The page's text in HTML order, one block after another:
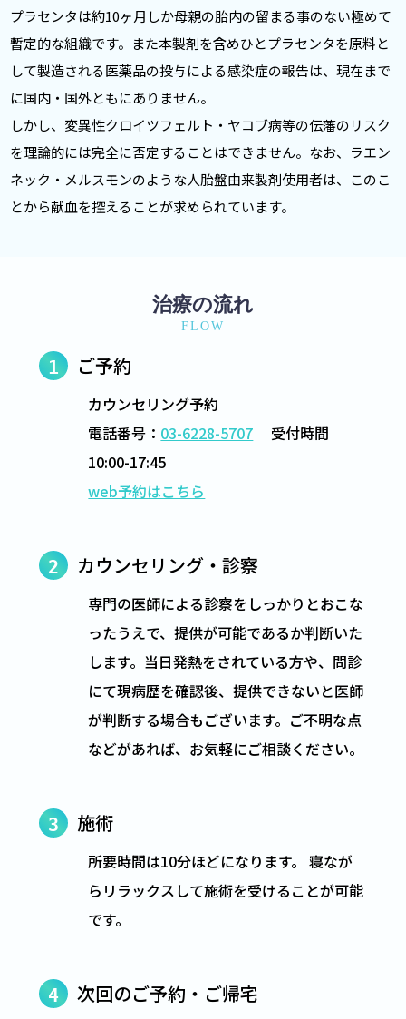
プラセンタは約10ヶ月しか母親の胎内の留まる事のない極めて
暫定的な組織です。また本製剤を含めひとプラセンタを原料と
して製造される医薬品の投与による感染症の報告は、現在まで
に国内・国外ともにありません。
しかし、変異性クロイツフェルト・ヤコブ病等の伝藩のリスク
を理論的には完全に否定することはできません。なお、ラエン
ネック・メルスモンのような人胎盤由来製剤使用者は、このこ
とから献血を控えることが求められています。
治療の流れ
FLOW
1 ご予約
カウンセリング予約
電話番号： 03-6228-5707 受付時間
10:00-17:45
web予約はこちら
2 カウンセリング・診察
専門の医師による診察をしっかりとおこな
ったうえで、提供が可能であるか判断いた
します。当日発熱をされている方や、問診
にて現病歴を確認後、提供できないと医師
が判断する場合もございます。ご不明な点
などがあれば、お気軽にご相談ください。
3 施術
所要時間は10分ほどになります。 寝なが
らリラックスして施術を受けることが可能
です。
4 次回のご予約・ご帰宅